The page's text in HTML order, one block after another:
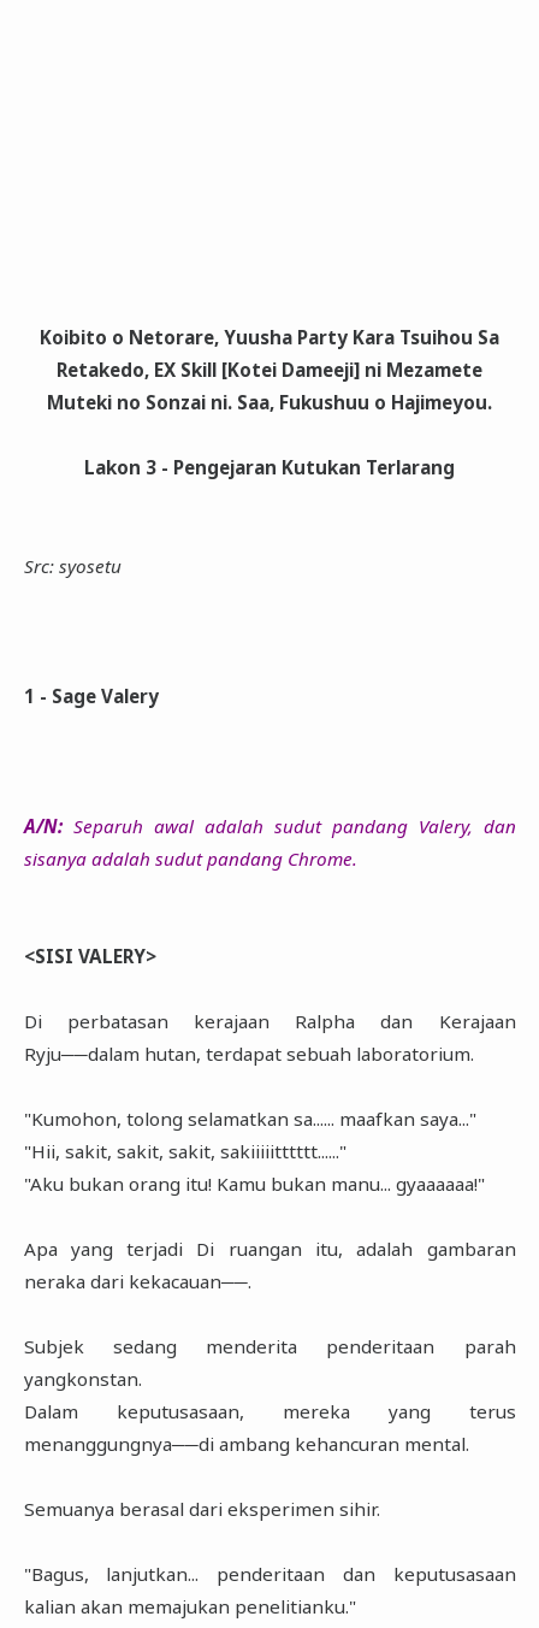
Koibito o Netorare, Yuusha Party Kara Tsuihou Sa
Retakedo, EX Skill [Kotei Dameeji] ni Mezamete
Muteki no Sonzai ni. Saa, Fukushuu o Hajimeyou.
Lakon 3 - Pengejaran Kutukan Terlarang
Src: syosetu
1 - Sage Valery
A/N:Separuh awal adalah sudut pandang Valery, dan
sisanya adalah sudut pandang Chrome.
<SISI VALERY>
Di perbatasan kerajaan Ralpha dan Kerajaan
Ryju──dalam hutan, terdapat sebuah laboratorium.
"Kumohon, tolong selamatkan sa...... maafkan saya..."
"Hii, sakit, sakit, sakit, sakiiiiitttttt......"
"Aku bukan orang itu! Kamu bukan manu... gyaaaaaa!"
Apa yang terjadi Di ruangan itu, adalah gambaran
neraka dari kekacauan──.
Subjek sedang menderita penderitaan parah
yangkonstan.
Dalam keputusasaan, mereka yang terus
menanggungnya──di ambang kehancuran mental.
Semuanya berasal dari eksperimen sihir.
"Bagus, lanjutkan... penderitaan dan keputusasaan
kalian akan memajukan penelitianku."